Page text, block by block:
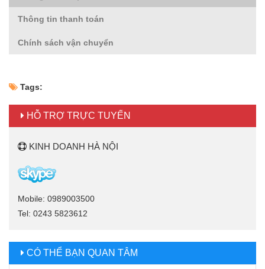
Thông tin thanh toán
Chính sách vận chuyển
Tags:
HỖ TRỢ TRỰC TUYẾN
KINH DOANH HÀ NỘI
Mobile: 0989003500
Tel: 0243 5823612
CÓ THỂ BẠN QUAN TÂM